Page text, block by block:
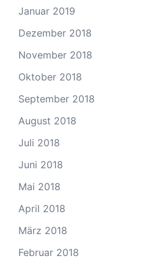
Januar 2019
Dezember 2018
November 2018
Oktober 2018
September 2018
August 2018
Juli 2018
Juni 2018
Mai 2018
April 2018
März 2018
Februar 2018